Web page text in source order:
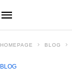
HOMEPAGE BLOG
BLOG